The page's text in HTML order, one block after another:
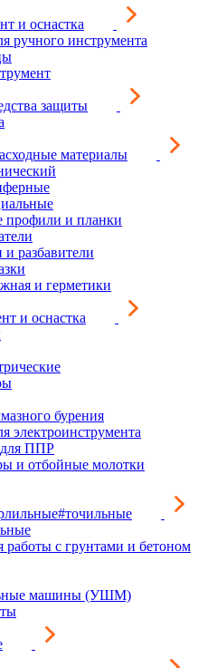
и оснастка
ручного инструмента
защиты
материалы
и планки
разбавители
и герметики
и оснастка
бурения
электроинструмента
ППР
и отбойные молотки
работы с грунтами и бетоном
машины (УШМ)